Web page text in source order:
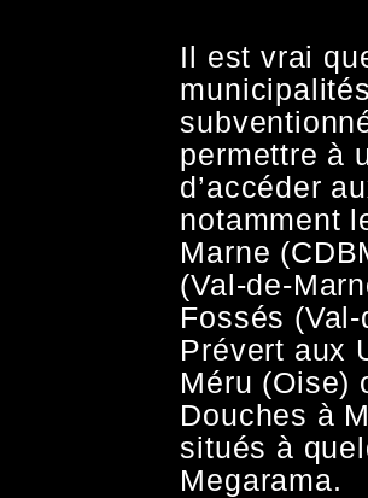
Il est vrai
permettre à
d’accéder
notamment
Marne
(Val-de-
Fossés
Prévert aux
Méru (Oise)
Douches à
situés à
Megarama.